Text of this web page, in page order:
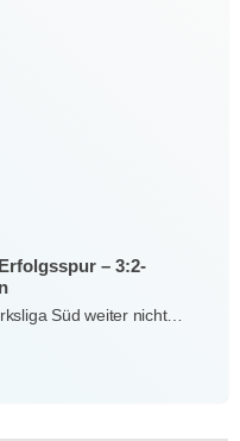
– 3:2-
Süd weiter nicht…